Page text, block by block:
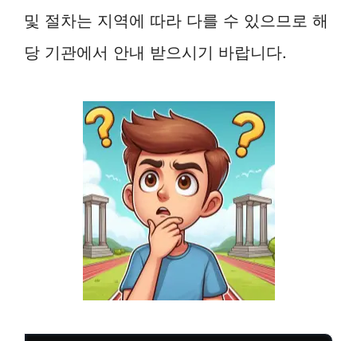
및 절차는 지역에 따라 다를 수 있으므로 해
당 기관에서 안내 받으시기 바랍니다.